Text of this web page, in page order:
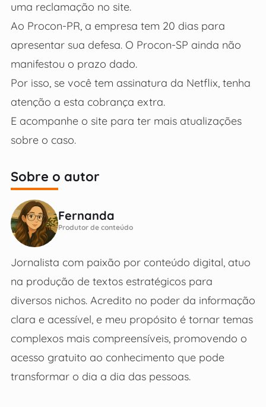
uma reclamação no site.
Ao Procon-PR, a empresa tem 20 dias para
apresentar sua defesa. O Procon-SP ainda não
manifestou o prazo dado.
Por isso, se você tem assinatura da Netflix, tenha
atenção a esta cobrança extra.
E acompanhe o site para ter mais atualizações
sobre o caso.
Sobre o autor
Fernanda
Produtor de conteúdo
Jornalista com paixão por conteúdo digital, atuo
na produção de textos estratégicos para
diversos nichos. Acredito no poder da informação
clara e acessível, e meu propósito é tornar temas
complexos mais compreensíveis, promovendo o
acesso gratuito ao conhecimento que pode
transformar o dia a dia das pessoas.